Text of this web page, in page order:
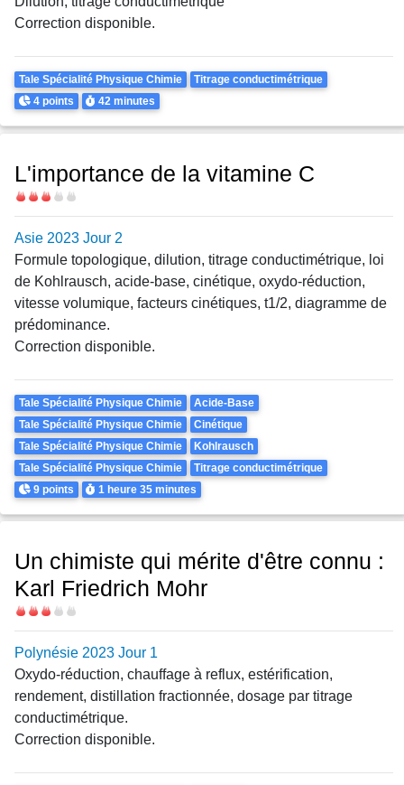
Correction disponible.
Theme
Tale Spécialité Physique Chimie Titrage conductimétrique
Points
4 points Durée
42 minutes
L'importance de la vitamine C
Difficulté
Asie 2023 Jour 2
Formule topologique, dilution, titrage conductimétrique, loi
de Kohlrausch, acide-base, cinétique, oxydo-réduction,
vitesse volumique, facteurs cinétiques, t1/2, diagramme de
prédominance.
Correction disponible.
Theme
Tale Spécialité Physique Chimie
Acide-Base
Tale Spécialité Physique Chimie
Cinétique
Tale Spécialité Physique Chimie
Kohlrausch
Tale Spécialité Physique Chimie
Titrage conductimétrique
Points
9 points Durée
1 heure35 minutes
Un chimiste qui mérite d'être connu :
Karl Friedrich Mohr
Difficulté
Polynésie 2023 Jour 1
Oxydo-réduction, chauffage à reflux, estérification,
rendement, distillation fractionnée, dosage par titrage
conductimétrique.
Correction disponible.